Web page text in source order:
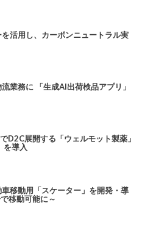
活用し、カーボンニュートラル実
業務に 「生成AI出荷検品アプリ」
D2C展開する「ウェルモット製薬」
を導入
移動用「スケーター」を開発・導
移動可能に～